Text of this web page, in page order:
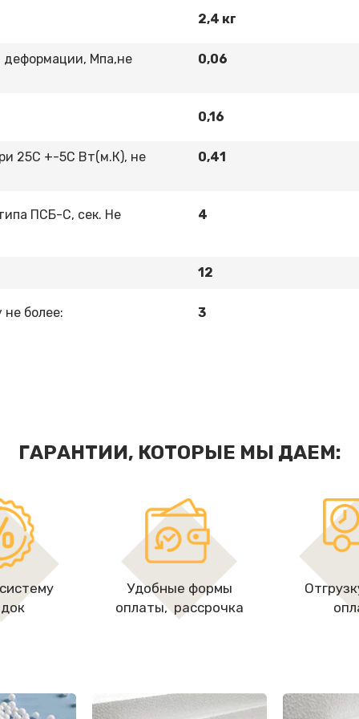
2,4 кг
деформации, Мпа,не 0,06
0,16
25С +-5С Вт(м.К), не 0,41
ПСБ-С, сек. Не 4
12
не более: 3
ГАРАНТИИ, КОТОРЫЕ МЫ ДАЕМ:
Удобные формы
оплаты, рассрочкa